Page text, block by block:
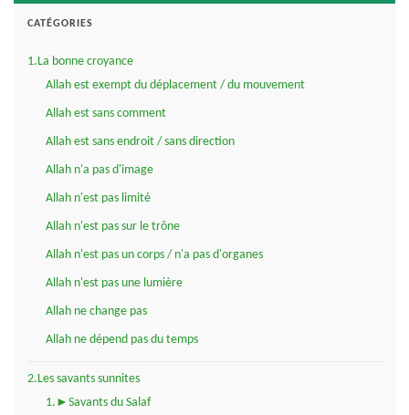
CATÉGORIES
1.La bonne croyance
Allah est exempt du déplacement / du mouvement
Allah est sans comment
Allah est sans endroit / sans direction
Allah n'a pas d'image
Allah n'est pas limité
Allah n'est pas sur le trône
Allah n'est pas un corps / n'a pas d'organes
Allah n'est pas une lumière
Allah ne change pas
Allah ne dépend pas du temps
2.Les savants sunnites
1.►Savants du Salaf